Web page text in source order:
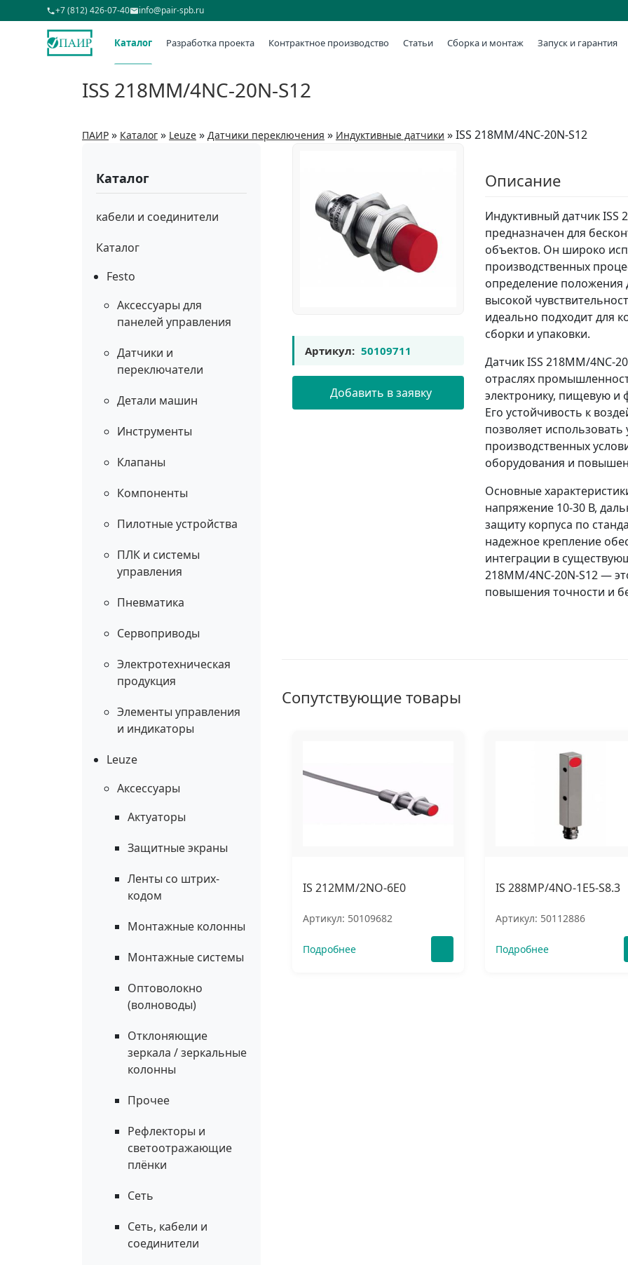
+7 (812) 426-07-40 info@pair-spb.ru
Каталог Разработка проекта Контрактное производство Статьи Сборка и монтаж Запуск и гарантия
ISS 218MM/4NC-20N-S12
ПАИР » Каталог » Leuze » Датчики переключения » Индуктивные датчики »ISS 218MM/4NC-20N-S12
Каталог
кабели и соединители
Каталог
Festo
Аксессуары для
панелей управления
Датчики и
переключатели
Детали машин
Инструменты
Клапаны
Компоненты
Пилотные устройства
ПЛК и системы
управления
Пневматика
Сервоприводы
Электротехническая
продукция
Элементы управления
и индикаторы
Leuze
Аксессуары
Актуаторы
Защитные экраны
Ленты со штрих-
кодом
Монтажные колонны
Монтажные системы
Оптоволокно
(волноводы)
Отклоняющие
зеркала / зеркальные
колонны
Прочее
Рефлекторы и
светоотражающие
плёнки
Сеть
Сеть, кабели и
соединители
Артикул: 50109711
Добавить в заявку
Описание
Индуктивный датчик ISS
предназначен для
объектов. Он широко
производственных
определение положения
высокой
идеально подходит для
сборки и упаковки.
Датчик ISS 218MM/4NC-
отраслях
электронику, пищевую
Его устойчивость к
позволяет
производственных
оборудования и
Основные
напряжение 10-30 В,
защиту корпуса по
надежное крепление
интеграции в
218MM/4NC-20N-S12 —
повышения точности и
Сопутствующие товары
IS 212MM/2NO-6E0
Артикул: 50109682
Подробнее
IS 288MP/4NO-1E5-S8.3
Артикул: 50112886
Подробнее